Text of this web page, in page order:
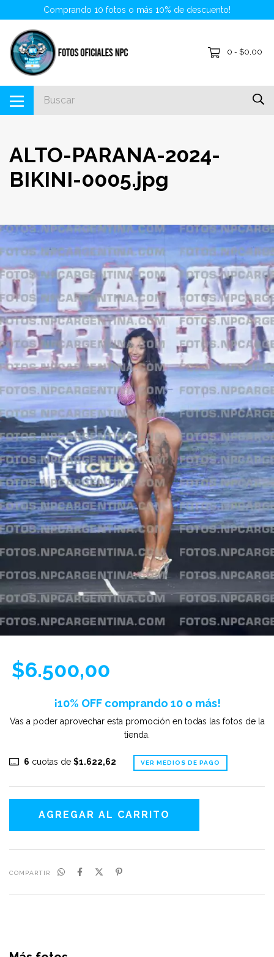
Comprando 10 fotos o más 10% de descuento!
0 - $0,00
ALTO-PARANA-2024-
BIKINI-0005.jpg
$6.500,00
¡10% OFF comprando 10 o más!
Vas a poder aprovechar esta promoción en todas las fotos de la
tienda.
6 cuotas de $1.622,62 VER MEDIOS DE PAGO
COMPARTIR